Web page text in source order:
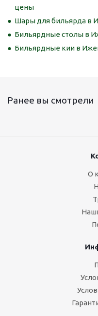
цены
Шары для бильярда в
Бильярдные столы в
Бильярдные кии в
Ранее вы смотрели
О